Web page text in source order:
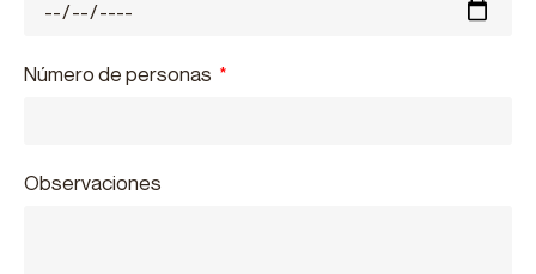
Número de personas
Observaciones